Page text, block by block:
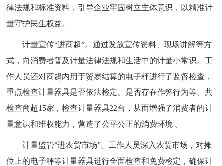
律法规和标准资料，引导企业牢固树立主体意识，以精准计
量守护民生权益。
计量宣传“进商超”。通过发放宣传资料、现场讲解等方
式，向消费者普及计量法律法规和生活中的计量小常识。工
作人员还对商超内用于贸易结算的电子秤进行了监督检查，
重点检查计量器具是否依法检定、是否存在作弊行为等。共
检查商超15家，检查计量器具22台，从而增强了消费者的计
量意识和维权能力，营造了公平公正的消费环境 。
计量监管“进农贸市场”。工作人员深入农贸市场，对摊
位上的电子秤等计量器具进行全面检查和免费检定，确保计